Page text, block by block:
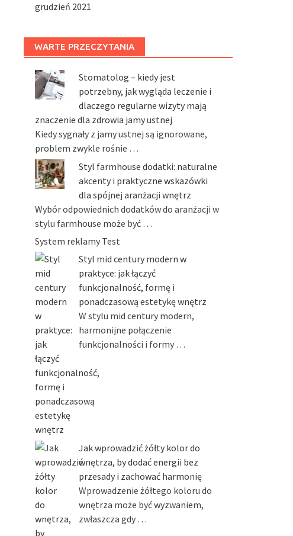
grudzień 2021
WARTE PRZECZYTANIA
Stomatolog – kiedy jest
potrzebny, jak wygląda leczenie i
dlaczego regularne wizyty mają
znaczenie dla zdrowia jamy ustnej
Kiedy sygnały z jamy ustnej są ignorowane,
problem zwykle rośnie …
Styl farmhouse dodatki: naturalne
akcenty i praktyczne wskazówki
dla spójnej aranżacji wnętrz
Wybór odpowiednich dodatków do aranżacji w
stylu farmhouse może być …
System reklamy Test
Styl mid century modern w
praktyce: jak łączyć
funkcjonalność, formę i
ponadczasową estetykę wnętrz
W stylu mid century modern,
harmonijne połączenie
funkcjonalności i formy …
Jak wprowadzić żółty kolor do
wnętrza, by dodać energii bez
przesady i zachować harmonię
Wprowadzenie żółtego koloru do
wnętrza może być wyzwaniem,
zwłaszcza gdy …